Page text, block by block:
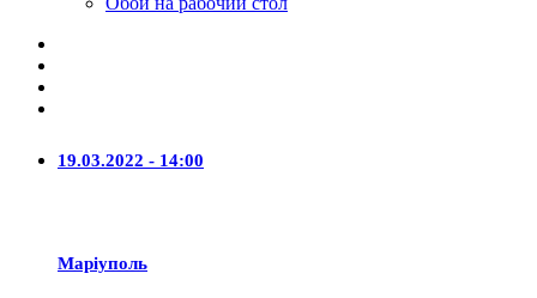
19.03.2022 - 14:00
Маріуполь